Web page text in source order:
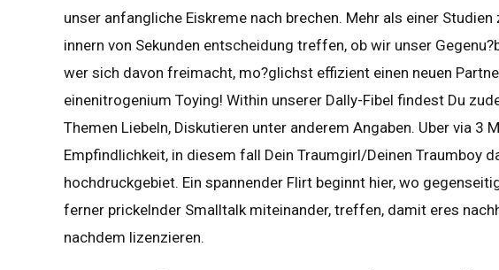
unser anfangliche Eiskreme nach brechen. Mehr als einer
innern von Sekunden entscheidung treffen, ob wir unser
wer sich davon freimacht, mo?glichst effizient einen neuen
einenitrogenium Toying! Within unserer Dally-Fibel findest Du
Themen Liebeln, Diskutieren unter anderem Angaben. Uber via 3
Empfindlichkeit, in diesem fall Dein Traumgirl/Deinen Traumboy
hochdruckgebiet. Ein spannender Flirt beginnt hier, wo
ferner prickelnder Smalltalk miteinander, treffen, damit eres
nachdem lizenzieren.